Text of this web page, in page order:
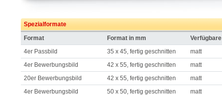
Spezialformate
Format
Format in mm
4er Passbild
35 x 45, fertig geschnitten
matt
4er Bewerbungsbild
42 x 55, fertig geschnitten
matt
20er Bewerbungsbild
42 x 55, fertig geschnitten
matt
4er Bewerbungsbild
50 x 50, fertig geschnitten
matt